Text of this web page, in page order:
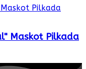
Maskot Pilkada